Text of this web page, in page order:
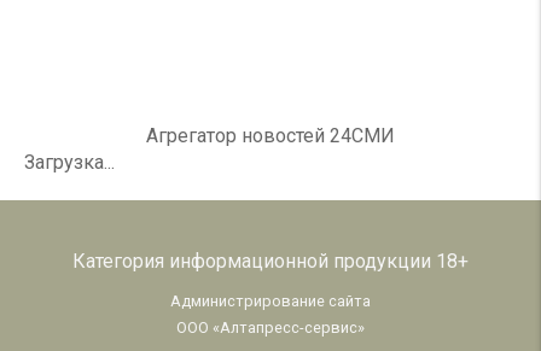
Агрегатор новостей 24СМИ
Загрузка...
Категория информационной продукции 18+
Администрирование сайта
ООО «Алтапресс-сервис»